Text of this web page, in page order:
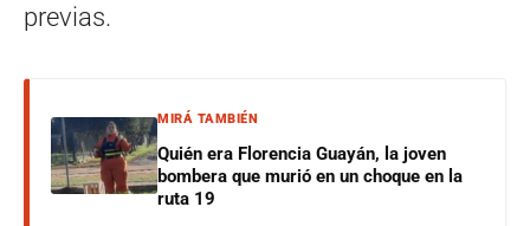
previas.
MIRÁ TAMBIÉN
Quién era Florencia Guayán, la joven
bombera que murió en un choque en la
ruta 19